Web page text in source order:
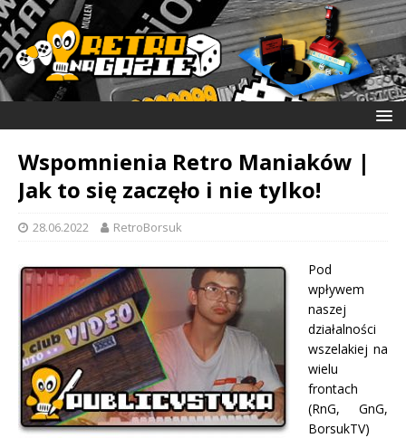
Wspomnienia Retro Maniaków |
Jak to się zaczęło i nie tylko!
28.06.2022 RetroBorsuk
Pod
wpływem
naszej
działalności
wszelakiej na
wielu
frontach
(RnG, GnG,
BorsukTV)